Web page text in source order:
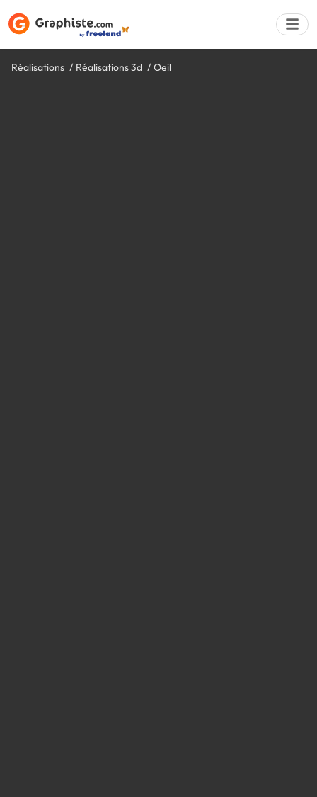
Réalisations Réalisations 3d Oeil